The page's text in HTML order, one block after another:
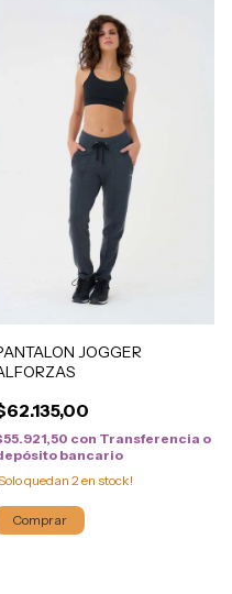
JOGGER
con Transferencia o
bancario
quedan 2 en stock!
Comprar